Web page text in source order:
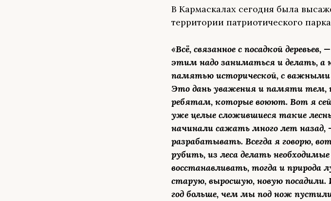
В Кармаскалах сегодня была
территории патриотического
«Всё, связанное с посадкой
этим надо заниматься и делать, а
памятью исторической, с
Это дань уважения и памяти
ребятам, которые воюют. Вот я
уже целые сложившиеся такие
начинали сажать много лет назад,
разрабатывать. Всегда я говорю,
рубить, из леса делать
восстанавливать, тогда и природа
старую, выросшую, новую
год больше, чем мы под нож